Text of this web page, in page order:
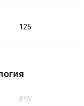
125
BYN